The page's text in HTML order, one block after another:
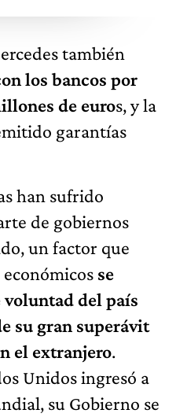
también
los bancos por
de euros, y la
garantías
han sufrido
de gobiernos
un factor que
se
voluntad del país
su gran superávit
el extranjero.
Unidos ingresó a
su Gobierno se